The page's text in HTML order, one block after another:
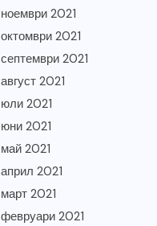
ноември 2021
октомври 2021
септември 2021
август 2021
юли 2021
юни 2021
май 2021
април 2021
март 2021
февруари 2021